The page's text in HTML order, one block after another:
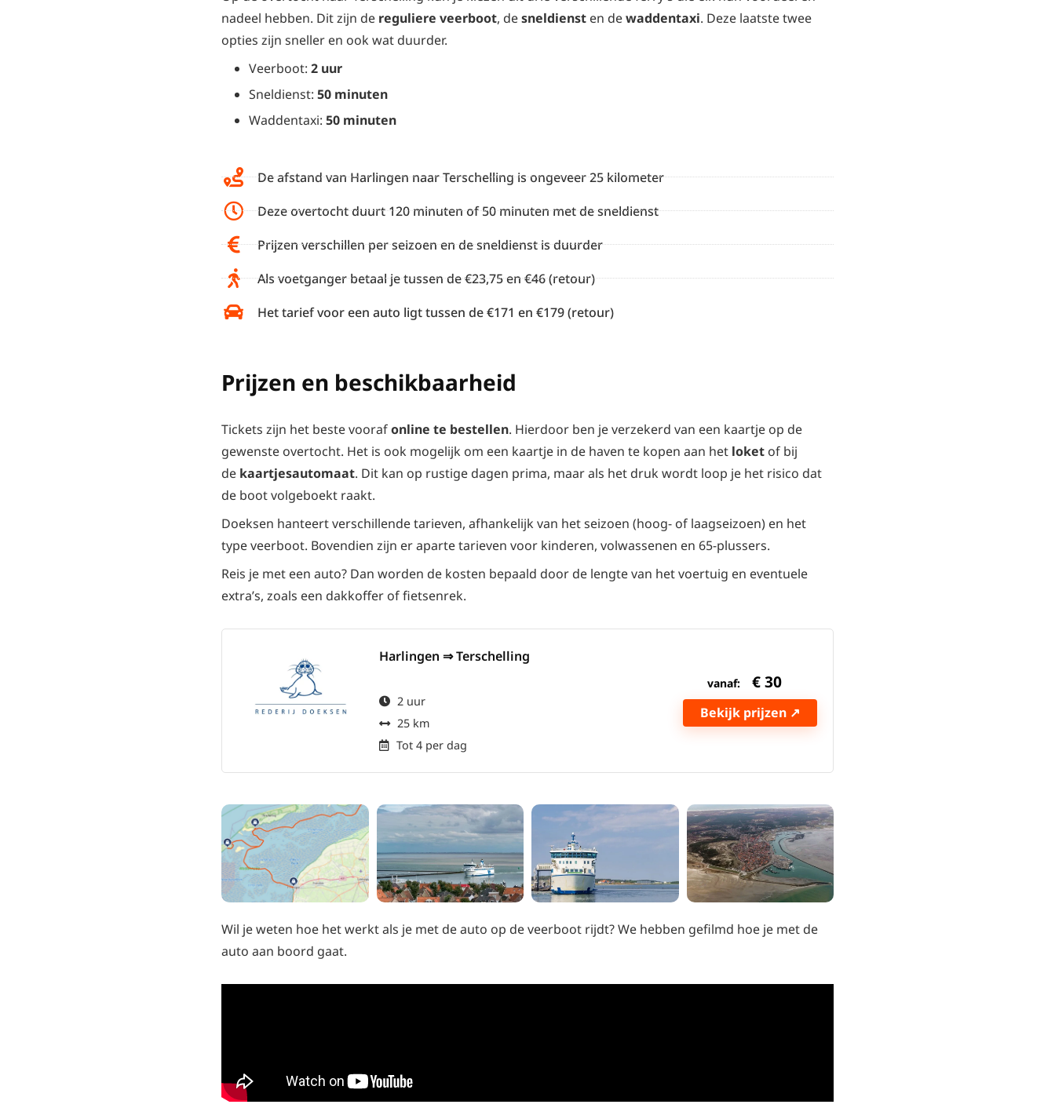
nadeel hebben. Dit zijn de reguliere veerboot, desneldienst en dewaddentaxi. Deze laatste twee
opties zijn sneller en ook wat duurder.
Veerboot: 2 uur
Sneldienst: 50 minuten
Waddentaxi: 50 minuten
De afstand van Harlingen naar Terschelling is ongeveer 25 kilometer
Deze overtocht duurt 120 minuten of 50 minuten met de sneldienst
Prijzen verschillen per seizoen en de sneldienst is duurder
Als voetganger betaal je tussen de €23,75 en €46 (retour)
Het tarief voor een auto ligt tussen de €171 en €179 (retour)
Prijzen en beschikbaarheid
Tickets zijn het beste voorafonline te bestellen. Hierdoor ben je verzekerd van een kaartje op de
gewenste overtocht. Het is ook mogelijk om een kaartje in de haven te kopen aan het loket of bij
de kaartjesautomaat. Dit kan op rustige dagen prima, maar als het druk wordt loop je het risico dat
de boot volgeboekt raakt.
Doeksen hanteert verschillende tarieven, afhankelijk van het seizoen (hoog- of laagseizoen) en het
type veerboot. Bovendien zijn er aparte tarieven voor kinderen, volwassenen en 65-plussers.
Reis je met een auto? Dan worden de kosten bepaald door de lengte van het voertuig en eventuele
extra’s, zoals een dakkoffer of fietsenrek.
Harlingen ⇒ Terschelling
2 uur
25 km
Tot 4 per dag
vanaf: €30
Bekijk prijzen ↗
Wil je weten hoe het werkt als je met de auto op de veerboot rijdt? We hebben gefilmd hoe je met de
auto aan boord gaat.